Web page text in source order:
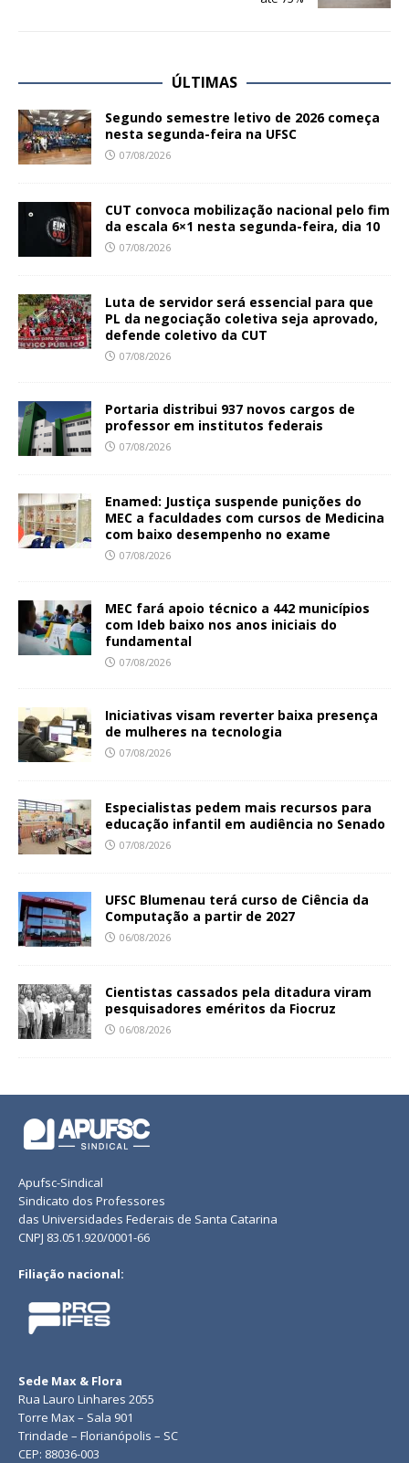
ÚLTIMAS
Segundo semestre letivo de 2026 começa
nesta segunda-feira na UFSC
07/08/2026
CUT convoca mobilização nacional pelo fim
da escala 6×1 nesta segunda-feira, dia 10
07/08/2026
Luta de servidor será essencial para que
PL da negociação coletiva seja aprovado,
defende coletivo da CUT
07/08/2026
Portaria distribui 937 novos cargos de
professor em institutos federais
07/08/2026
Enamed: Justiça suspende punições do
MEC a faculdades com cursos de Medicina
com baixo desempenho no exame
07/08/2026
MEC fará apoio técnico a 442 municípios
com Ideb baixo nos anos iniciais do
fundamental
07/08/2026
Iniciativas visam reverter baixa presença
de mulheres na tecnologia
07/08/2026
Especialistas pedem mais recursos para
educação infantil em audiência no Senado
07/08/2026
UFSC Blumenau terá curso de Ciência da
Computação a partir de 2027
06/08/2026
Cientistas cassados pela ditadura viram
pesquisadores eméritos da Fiocruz
06/08/2026
Apufsc-Sindical
Sindicato dos Professores
das Universidades Federais de Santa Catarina
CNPJ 83.051.920/0001-66
Filiação nacional:
Sede Max & Flora
Rua Lauro Linhares 2055
Torre Max – Sala 901
Trindade – Florianópolis – SC
CEP: 88036-003